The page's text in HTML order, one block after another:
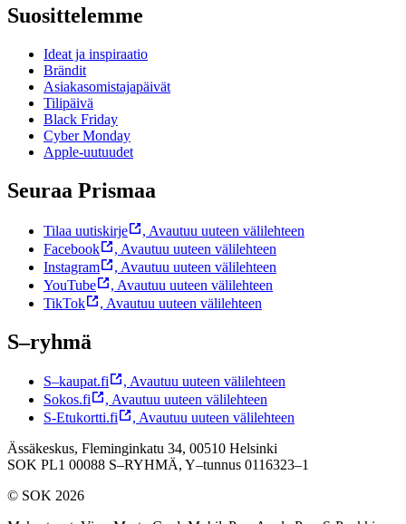
Suosittelemme
Ideat ja inspiraatio
Brändit
Asiakasomistajapäivät
Tilipäivä
Black Friday
Cyber Monday
Apple-uutuudet
Seuraa Prismaa
Tilaa uutiskirje , Avautuu uuteen välilehteen
Facebook
, Avautuu uuteen välilehteen
Instagram
, Avautuu uuteen välilehteen
YouTube
, Avautuu uuteen välilehteen
TikTok
, Avautuu uuteen välilehteen
S–ryhmä
S–kaupat.fi , Avautuu uuteen välilehteen
Sokos.fi
, Avautuu uuteen välilehteen
S-Etukortti.fi
, Avautuu uuteen välilehteen
Ässäkeskus, Fleminginkatu 34, 00510 Helsinki
SOK PL1 00088 S–RYHMÄ, Y–tunnus 0116323–1
© SOK 2026